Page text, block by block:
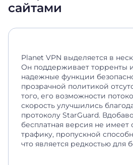
сайтами
Planet VPN выделяется в
Он поддерживает торренты
надежные функции
прозрачной политикой
того, его возможности
скорость улучшились
протоколу StarGuard.
бесплатная версия не имеет
трафику, пропускной
что является редкостью для